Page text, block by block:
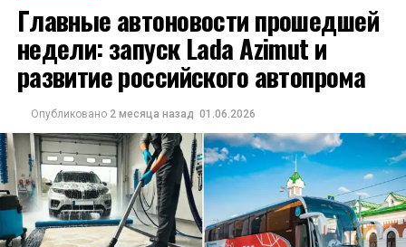
Главные автоновости прошедшей
недели: запуск Lada Azimut и
развитие российского автопрома
Опубликовано 2 месяца назад 01.06.2026